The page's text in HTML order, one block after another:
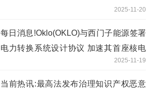
2025-11-20
每日消息!Oklo(OKLO)与西门子能源签署
电力转换系统设计协议 加速其首座核电
2025-11-19
当前热讯:最高法发布治理知识产权恶意